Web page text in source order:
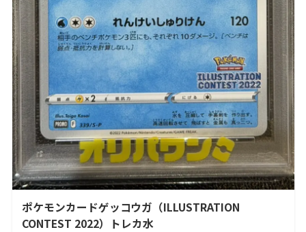
ポケモンカードゲッコウガ（ILLUSTRATION
CONTEST 2022）トレカ水